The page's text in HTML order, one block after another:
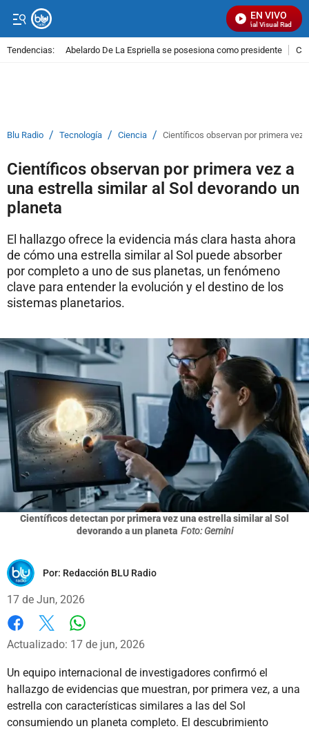
EN VIVO
Señal Visual Radio
Tendencias: Abelardo De La Espriella se posesiona como presidente
Blu Radio / Tecnología / Ciencia / Científicos observan por primera vez
Científicos observan por primera vez a
una estrella similar al Sol devorando un
planeta
El hallazgo ofrece la evidencia más clara hasta ahora
de cómo una estrella similar al Sol puede absorber
por completo a uno de sus planetas, un fenómeno
clave para entender la evolución y el destino de los
sistemas planetarios.
Científicos detectan por primera vez una estrella similar al Sol
devorando a un planeta Foto: Gemini
Por: Redacción BLU Radio
17 de Jun, 2026
Facebook
X
Actualizado: 17 de jun, 2026
Un equipo internacional de investigadores confirmó el
hallazgo de evidencias que muestran, por primera vez, a una
estrella con características similares a las del Sol
consumiendo un planeta completo. El descubrimiento